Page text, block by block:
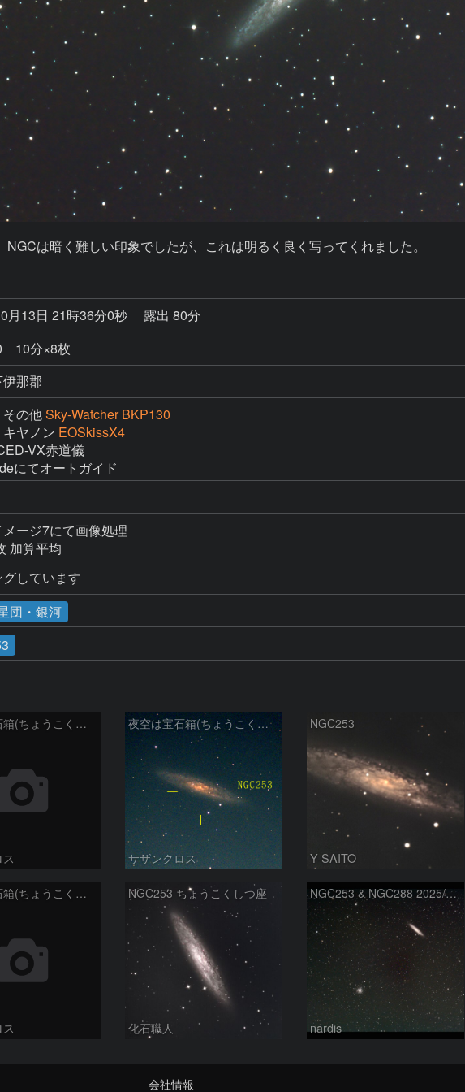
は暗く難しい印象でしたが、これは明るく良く写ってくれました。
月13日 21時36分0秒
露出 80分
10分×8枚
那郡
の他Sky-Watcher BKP130
ヤノン EOSkissX4
VX赤道儀
にてオートガイド
ージ7にて画像処理
加算平均
グしています
団・銀河
夜空は宝石箱(ちょうこくしつ座 NGC253) Seestar50 夜空は宝石箱(ちょうこくしつ座 NGC253) Seestar50
サザンクロス
NGC253
Y-SAITO
夜空は宝石箱(ちょうこくしつ座 NGC253) Seestar50 NGC253 ちょうこくしつ座
化石職人
NGC253 & NGC288 2025/09/29
nardis
会社情報